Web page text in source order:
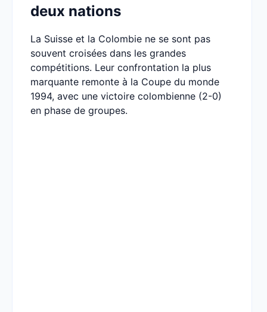
deux nations
La Suisse et la Colombie ne se sont pas
souvent croisées dans les grandes
compétitions. Leur confrontation la plus
marquante remonte à la Coupe du monde
1994, avec une victoire colombienne (2-0)
en phase de groupes.